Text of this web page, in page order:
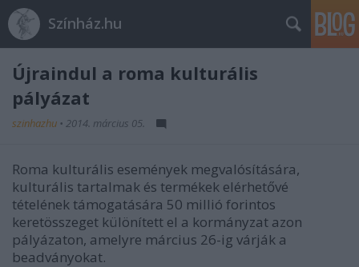
Színház.hu
Újraindul a roma kulturális
pályázat
szinhazhu • 2014. március 05.
Roma kulturális események megvalósítására,
kulturális tartalmak és termékek elérhetővé
tételének támogatására 50 millió forintos
keretösszeget különített el a kormányzat azon
pályázaton, amelyre március 26-ig várják a
beadványokat.